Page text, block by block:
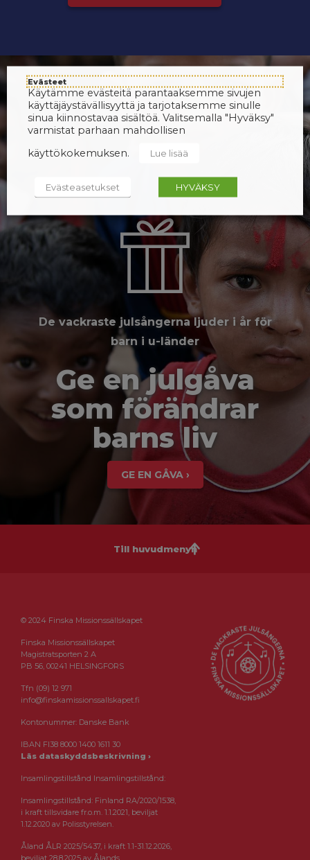
De vackraste julsångerna ljuder i år för
barn i u-länder
Ge en julgåva
som förändrar
barns liv
GE EN GÅVA ›
Till huvudmenyn
© 2024 Finska Missionssällskapet
Finska Missionssällskapet
Magistratsporten 2 A
PB 56, 00241 HELSINGFORS
Tfn (09) 12 971
info@finskamissionssallskapet.fi
Kontonummer: Danske Bank
IBAN FI38 8000 1400 1611 30
Läs dataskyddsbeskrivning ›
Insamlingstillstånd Insamlingstillstånd:
Insamlingstillstånd: Finland RA/2020/1538,
i kraft tillsvidare fr.o.m. 1.1.2021, beviljat
1.12.2020 av Polisstyrelsen.
Åland ÅLR 2025/5437, i kraft 1.1-31.12.2026,
beviljat 28.8.2025 av Ålands
Evästeet
Käytämme evästeitä parantaaksemme sivujen
käyttäjäystävällisyyttä ja tarjotaksemme sinulle
sinua kiinnostavaa sisältöä. Valitsemalla "Hyväksy"
varmistat parhaan mahdollisen
käyttökokemuksen.
Lue lisää
Evästeasetukset HYVÄKSY